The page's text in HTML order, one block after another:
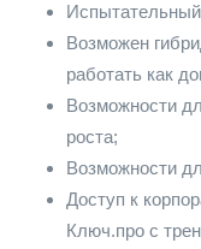
Возможен
работать как
Возможности
роста;
Возможности
Доступ к
Ключ.про с